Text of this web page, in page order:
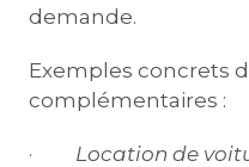
demande.
Exemples concrets
complémentaires :
· Location de